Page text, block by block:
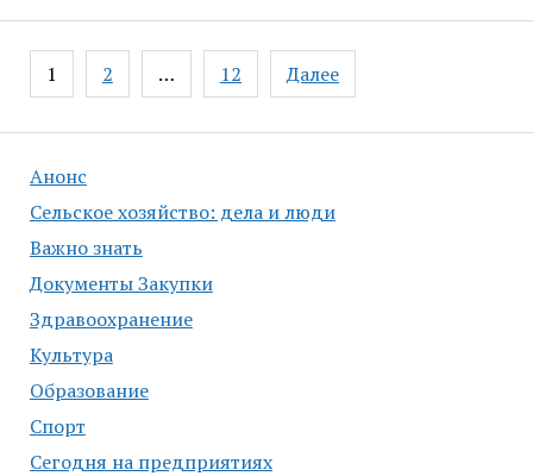
Анонс
Сельское хозяйство: дела и люди
Важно знать
Документы Закупки
Здравоохранение
Культура
Образование
Спорт
Сегодня на предприятиях
Навигация
по
1 2 … 12 Далее